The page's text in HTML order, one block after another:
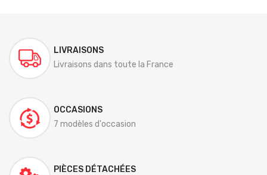
LIVRAISONS
Livraisons dans toute la France
OCCASIONS
7 modèles d'occasion
PIÈCES DÉTACHÉES